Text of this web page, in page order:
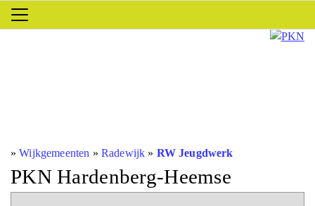
»Wijkgemeenten » Radewijk » RW Jeugdwerk
PKN Hardenberg-Heemse